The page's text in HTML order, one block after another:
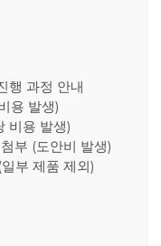
행 과정 안내
용 발생)
비용 발생)
부 (도안비 발생)
부 제품 제외)